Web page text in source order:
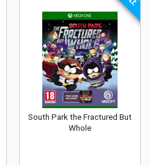
South Park the Fractured But
Whole